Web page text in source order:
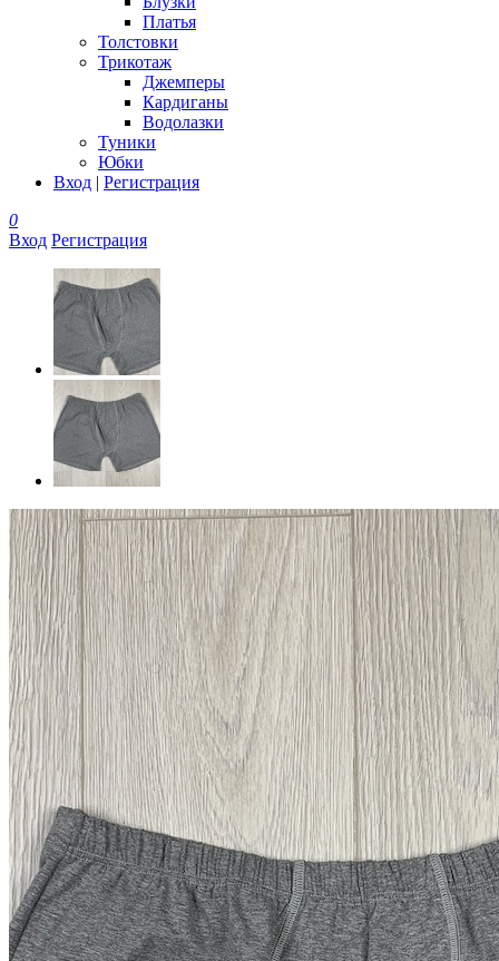
Платья
Толстовки
Трикотаж
Джемперы
Кардиганы
Водолазки
Туники
Юбки
Вход | Регистрация
0
Вход Регистрация